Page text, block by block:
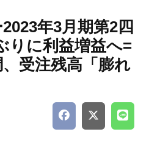
年3月期第2四
りに利益増益へ=
受注残高「膨れ